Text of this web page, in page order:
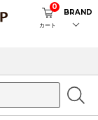
カート
0
BRAND